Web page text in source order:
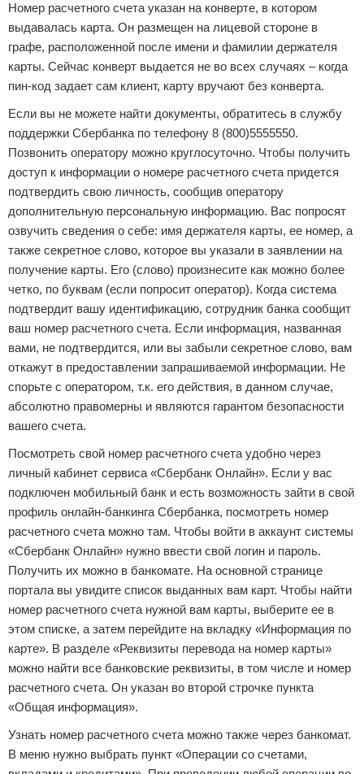
Номер расчетного счета указан на конверте, в котором
выдавалась карта. Он размещен на лицевой стороне в
графе, расположенной после имени и фамилии держателя
карты. Сейчас конверт выдается не во всех случаях – когда
пин-код задает сам клиент, карту вручают без конверта.
Если вы не можете найти документы, обратитесь в службу
поддержки Сбербанка по телефону 8 (800)5555550.
Позвонить оператору можно круглосуточно. Чтобы получить
доступ к информации о номере расчетного счета придется
подтвердить свою личность, сообщив оператору
дополнительную персональную информацию. Вас попросят
озвучить сведения о себе: имя держателя карты, ее номер, а
также секретное слово, которое вы указали в заявлении на
получение карты. Его (слово) произнесите как можно более
четко, по буквам (если попросит оператор). Когда система
подтвердит вашу идентификацию, сотрудник банка сообщит
ваш номер расчетного счета. Если информация, названная
вами, не подтвердится, или вы забыли секретное слово, вам
откажут в предоставлении запрашиваемой информации. Не
спорьте с оператором, т.к. его действия, в данном случае,
абсолютно правомерны и являются гарантом безопасности
вашего счета.
Посмотреть свой номер расчетного счета удобно через
личный кабинет сервиса «Сбербанк Онлайн». Если у вас
подключен мобильный банк и есть возможность зайти в свой
профиль онлайн-банкинга Сбербанка, посмотреть номер
расчетного счета можно там. Чтобы войти в аккаунт системы
«Сбербанк Онлайн» нужно ввести свой логин и пароль.
Получить их можно в банкомате. На основной странице
портала вы увидите список выданных вам карт. Чтобы найти
номер расчетного счета нужной вам карты, выберите ее в
этом списке, а затем перейдите на вкладку «Информация по
карте». В разделе «Реквизиты перевода на номер карты»
можно найти все банковские реквизиты, в том числе и номер
расчетного счета. Он указан во второй строчке пункта
«Общая информация».
Узнать номер расчетного счета можно также через банкомат.
В меню нужно выбрать пункт «Операции со счетами,